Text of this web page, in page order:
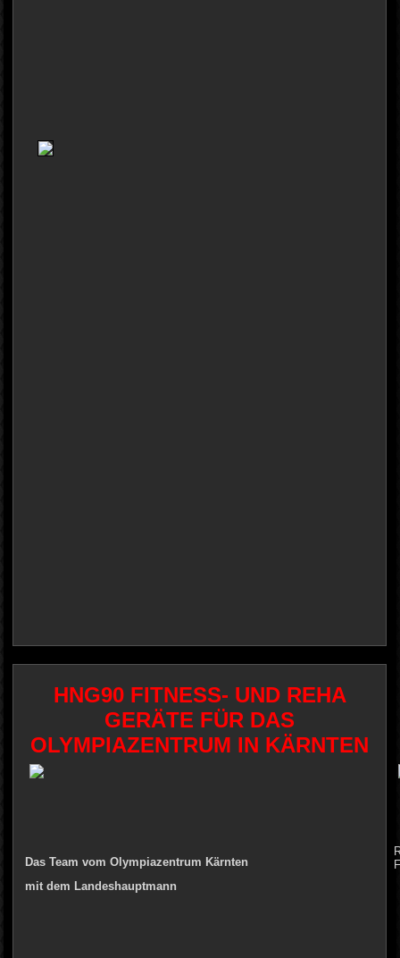
HNG90 FITNESS- UND REHA
GERÄTE FÜR DAS
OLYMPIAZENTRUM IN KÄRNTEN
Das Team vom Olympiazentrum Kärnten
mit dem Landeshauptmann